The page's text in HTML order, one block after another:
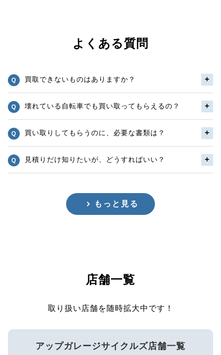
よくある質問
買取できないものはありますか？
壊れている自転車でも買い取ってもらえるの？
買い取りしてもらうのに、必要な書類は？
見積りだけ知りたいが、どうすればいい？
もっと見る
店舗一覧
取り扱い店舗を随時拡大中です！
アップガレージサイクルズ店舗一覧